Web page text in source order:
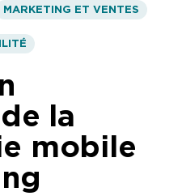
MARKETING ET VENTES
la
mobile